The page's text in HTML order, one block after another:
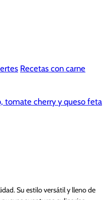
Recetas con carne
tomate cherry y queso feta
Su estilo versátil y lleno de